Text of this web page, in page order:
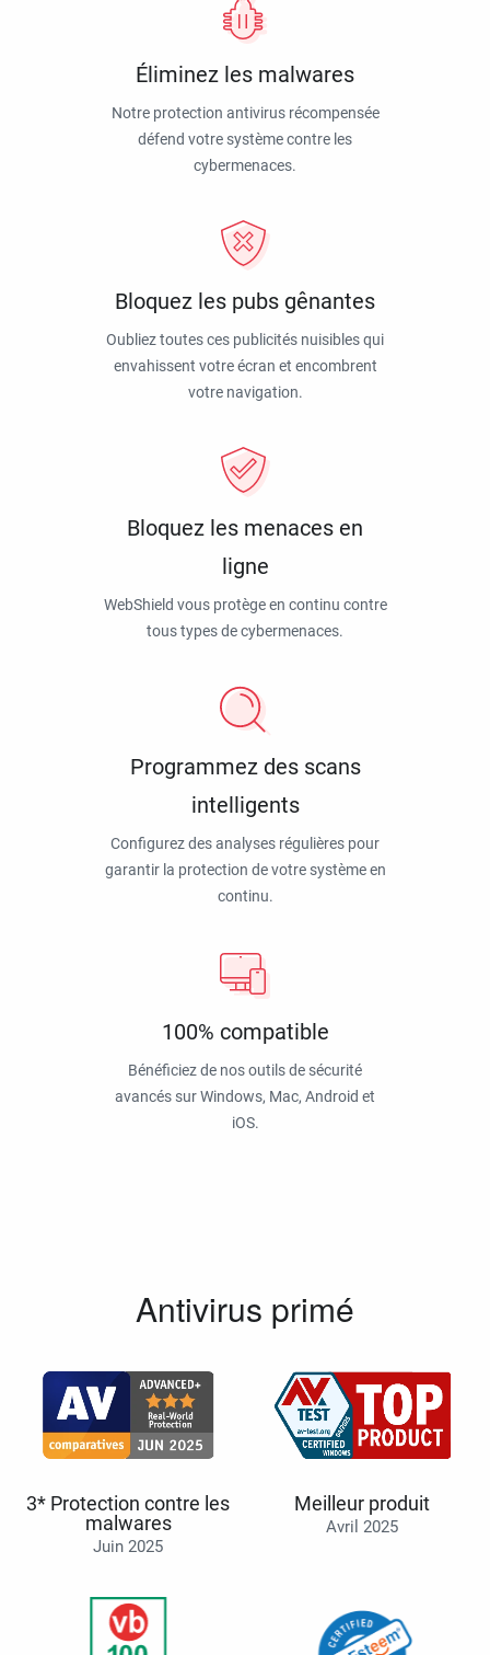
Éliminez les malwares
Notre protection antivirus récompensée
défend votre système contre les
cybermenaces.
Bloquez les pubs gênantes
Oubliez toutes ces publicités nuisibles qui
envahissent votre écran et encombrent
votre navigation.
Bloquez les menaces en
ligne
WebShield vous protège en continu contre
tous types de cybermenaces.
Programmez des scans
intelligents
Configurez des analyses régulières pour
garantir la protection de votre système en
continu.
100% compatible
Bénéficiez de nos outils de sécurité
avancés sur Windows, Mac, Android et
iOS.
Antivirus primé
3* Protection contre les
malwares
Juin 2025
Meilleur produit
Avril 2025